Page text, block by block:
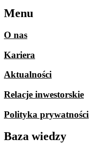
Menu
O nas
Kariera
Aktualności
Relacje inwestorskie
Polityka prywatności
Baza wiedzy